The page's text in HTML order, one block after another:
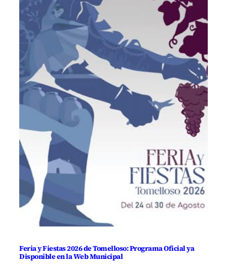
Feria y Fiestas 2026 de Tomelloso: Programa Oficial ya
Disponible en la Web Municipal